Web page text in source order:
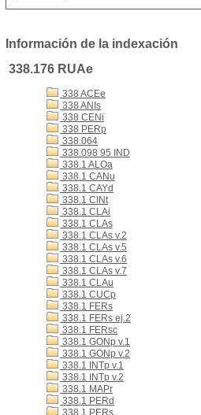
Información de la indexación
338.176 RUAe
338 ACEe
338 ANIs
338 CENi
338 PERp
338.064
338.098 95 IND
338.1 ALOa
338.1 CANu
338.1 CAYd
338.1 CINt
338.1 CLAi
338.1 CLAs
338.1 CLAs v.2
338.1 CLAs v.5
338.1 CLAs v.6
338.1 CLAs v.7
338.1 CLAu
338.1 CUCp
338.1 FERs
338.1 FERs ej.2
338.1 FERsc
338.1 GONp v.1
338.1 GONp v.2
338.1 INTp v.1
338.1 INTp v.2
338.1 MAPr
338.1 PERd
338.1 PERs